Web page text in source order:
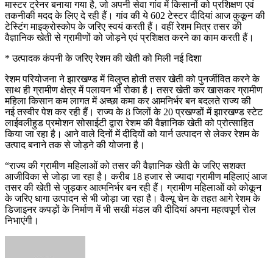
मास्टर ट्रेनर बनाया गया है, जो अपनी सेवा गांव में किसानों को प्रशिक्षण एवं
तकनीकी मदद के लिए दे रही हैं। गांव की ये 602 टेस्टर दीदियां आज कुकून की
टेस्टिंग माइक्रोस्कोप के जरिए स्वयं करती हैं। वहीं रेशम मित्र तसर की
वैज्ञानिक खेती से ग्रामीणों को जोड़ने एवं प्रशिक्षत करने का काम करती हैं।
* उत्पादक कंपनी के जरिए रेशम की खेती को मिली नई दिशा
रेशम परियोजना ने झारखण्ड में विलुप्त होती तसर खेती को पुनर्जीवित करने के
साथ ही ग्रामीण क्षेत्र में पलायन भी रोका है। तसर खेती कर खासकर ग्रामीण
महिला किसान कम लागत में अच्छा कमा कर आमनिर्भर बन बदलते राज्य की
नई तस्वीर पेश कर रही हैं। राज्य के 8 जिलों के 20 प्रखण्डों में झारखण्ड स्टेट
लाईवलीहुड प्रमोशन सोसाईटी द्वारा रेशम की वैज्ञानिक खेती को प्रोत्साहित
किया जा रहा है। आने वाले दिनों में दीदियों को यार्न उत्पादन से लेकर रेशम के
उत्पाद बनाने तक से जोड़ने की योजना है।
“राज्य की ग्रामीण महिलाओं को तसर की वैज्ञानिक खेती के जरिए सशक्त
आजीविका से जोड़ा जा रहा है। करीब 18 हजार से ज्यादा ग्रामीण महिलाएं आज
तसर की खेती से जुड़कर आत्मनिर्भर बन रही हैं। ग्रामीण महिलाओं को कोकून
के जरिए धागा उत्पादन से भी जोड़ा जा रहा है। वैल्यू चेन के तहत आगे रेशम के
डिजाइनर कपड़ों के निर्माण में भी सखी मंडल की दीदियां अपना महत्वपूर्ण रोल
निभाएंगी।